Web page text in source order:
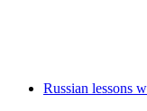
Russian lessons